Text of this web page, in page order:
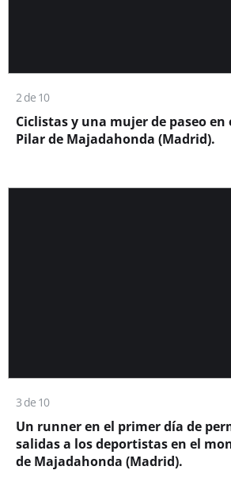
2 de 10
Ciclistas y una mujer de paseo en
Pilar de Majadahonda (Madrid).
3 de 10
Un runner en el primer día de
salidas a los deportistas en el
de Majadahonda (Madrid).